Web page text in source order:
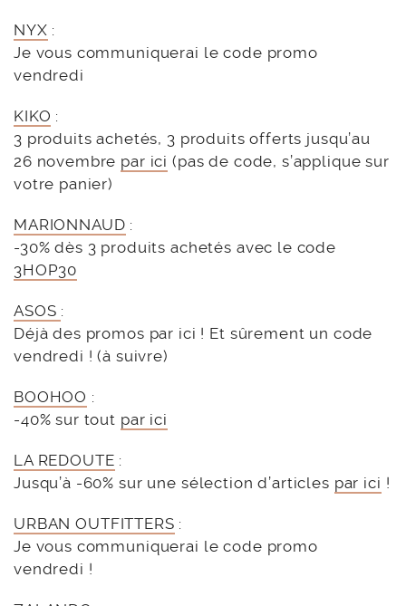
NYX :
Je vous communiquerai le code promo
vendredi
KIKO :
3 produits achetés, 3 produits offerts jusqu’au
26 novembre par ici (pas de code, s’applique sur
votre panier)
MARIONNAUD :
-30% dès 3 produits achetés avec le code
3HOP30
ASOS :
Déjà des promos par ici ! Et sûrement un code
vendredi ! (à suivre)
BOOHOO :
-40% sur tout par ici
LA REDOUTE :
Jusqu’à -60% sur une sélection d’articles par ici !
URBAN OUTFITTERS :
Je vous communiquerai le code promo
vendredi !